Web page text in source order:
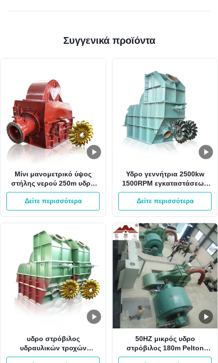
Συγγενικά προϊόντα
Μίνι μανομετρικό ύψος
στήλης νερού 250m υδρο
στρόβιλος 60HZ Pelton από
το στρόβιλο ροδών Gird
500RPM Pelton
Δείτε περισσότερα
Υδρο γεννήτρια 2500kw
1500RPM εγκαταστάσεων
παραγωγής ενέργειας HPP
Pelton με 1 ακροφύσιο
Δείτε περισσότερα
υδρο στρόβιλος
υδραυλικών τροχών
στροβίλων 550Kw 750kw
50HZ μικρός υδρο
στρόβιλος 180m Pelton
μανομετρικό ύψος στήλης